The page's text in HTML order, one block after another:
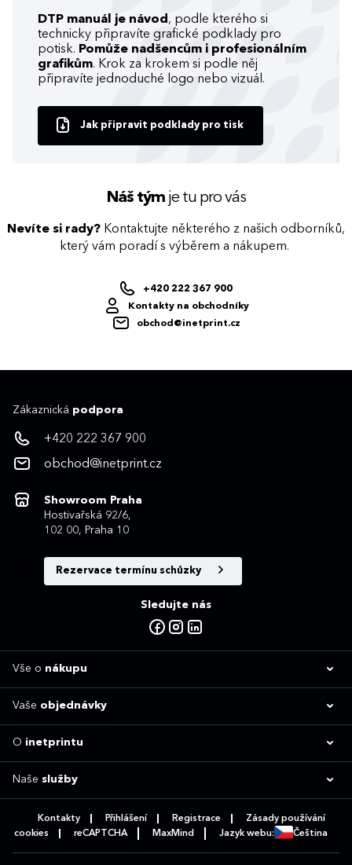
DTP manuál je návod , podle kterého si
technicky připravíte grafické podklady pro
potisk. Pomůže nadšencům i profesionálním
grafikům. Krok za krokem si podle něj
připravíte jednoduché logo nebo vizuál.
Jak připravit podklady pro tisk
Náš týmje tu pro vás
Nevíte si rady? Kontaktujte některého z našich odborníků,
který vám poradí s výběrem a nákupem.
+420 222 367 900
Kontakty na obchodníky
obchod@inetprint.cz
Zákaznická podpora
+420 222 367 900
obchod@inetprint.cz
Showroom Praha
Hostivařská 92/6,
102 00, Praha 10
Rezervace termínu schůzky
Sledujte nás
Vše o nákupu
Vaše objednávky
O inetprintu
Naše služby
Kontakty Přihlášení Registrace
Zásady používání
cookies
reCAPTCHA MaxMind Jazyk webu: Čeština